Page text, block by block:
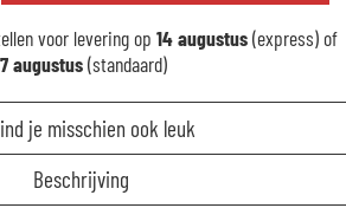
voor levering op 14 augustus(express) of
augustus(standaard)
je misschien ook leuk
Beschrijving